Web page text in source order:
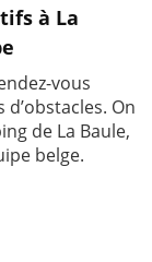
à La
vous
On
de La Baule,
belge.